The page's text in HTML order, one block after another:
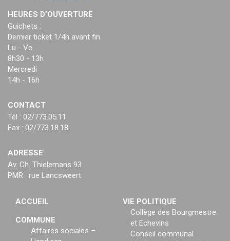
HEURES D’OUVERTURE
Guichets :
Dernier ticket 1/4h avant fin
Lu - Ve
8h30 - 13h
Mercredi
14h - 16h
CONTACT
Tél : 02/773.05.11
Fax : 02/773.18.18
ADRESSE
Av. Ch. Thielemans 93
PMR : rue Lancsweert
ACCUEIL
COMMUNE
Affaires sociales –
VIE POLITIQUE
Collège des Bourgmestre
et Echevins
Conseil communal